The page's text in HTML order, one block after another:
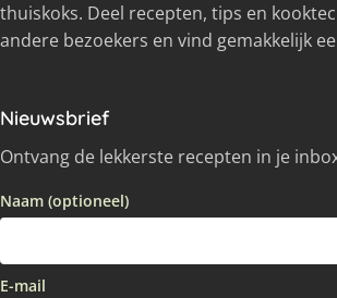
thuiskoks. Deel recepten, tips en
andere bezoekers en vind gemakkelijk
Nieuwsbrief
Ontvang de lekkerste recepten in je
Naam (optioneel)
E-mail